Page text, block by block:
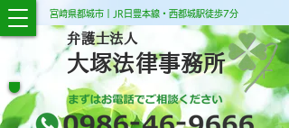
宮崎県都城市｜JR日豊本線・西都城駅徒歩7分
弁護士法人
大塚法律事務所